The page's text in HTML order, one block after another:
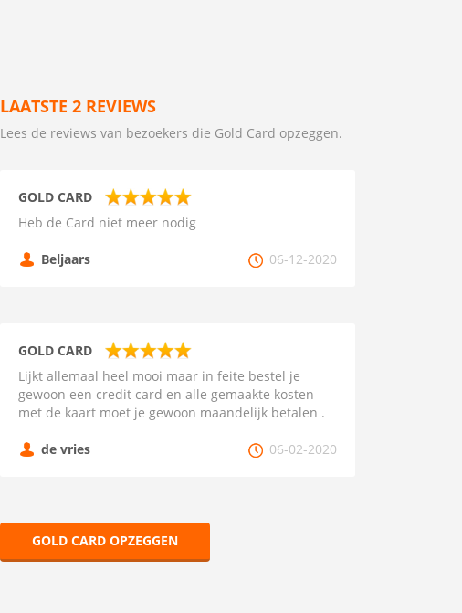
LAATSTE 2 REVIEWS
Lees de reviews van bezoekers die Gold Card opzeggen.
GOLD CARD
Heb de Card niet meer nodig
Beljaars 06-12-2020
GOLD CARD
Lijkt allemaal heel mooi maar in feite bestel je
gewoon een credit card en alle gemaakte kosten
met de kaart moet je gewoon maandelijk betalen .
de vries 06-02-2020
GOLD CARD OPZEGGEN